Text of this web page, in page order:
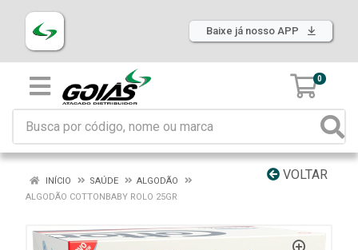
Baixe já nosso APP
0
VOLTAR
INÍCIO SAÚDE
ALGODÃO
ALGODÃO COTTONBABY ROLO 25GR